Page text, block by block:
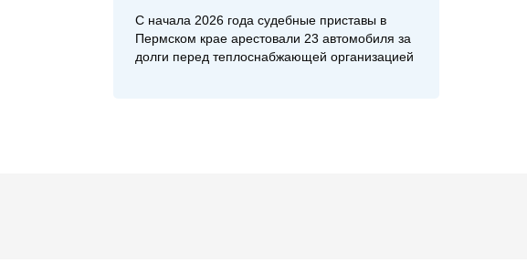
С начала 2026 года судебные приставы в
Пермском крае арестовали 23 автомобиля за
долги перед теплоснабжающей организацией